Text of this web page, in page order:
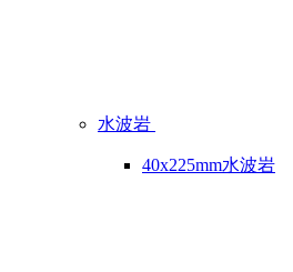
水波岩
40x225mm水波岩